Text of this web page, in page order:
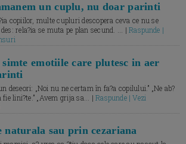
un cuplu, nu doar parinti
copiilor, multe cupluri descopera ceva ce nu se
rela?ia se muta pe plan secund. ... |Raspunde |
emotiile care plutesc in aer
deseori: „Noi nu ne certam în fa?a copilului.” „Ne ab?
fie lini?te.” „Avem grija sa... |Raspunde | Vezi
naturala sau prin cezariana